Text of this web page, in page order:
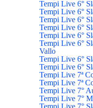
Tempi Live 6°
Tempi Live 6°
Tempi Live 6°
Tempi Live 6°
Tempi Live 6°
Tempi Live 6°
Vallo
Tempi Live 6°
Tempi Live 6°
Tempi Live 7ª
Tempi Live 7ª
Tempi Live 7°
Tempi Live 7°
Tempi Live 7°